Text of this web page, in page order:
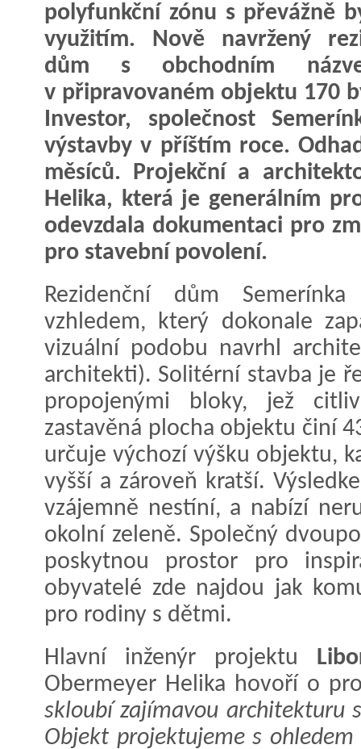
polyfunkční zónu s převážně
využitím. Nově navržený
dům s obchodním
v připravovaném objektu 170
Investor, společnost
výstavby v příštím roce.
měsíců. Projekční a
Helika, která je generálním
odevzdala dokumentaci pro
pro stavební povolení.
Rezidenční dům
vzhledem, který dokonale
vizuální podobu navrhl
architekti). Solitérní stavba je
propojenými bloky, jež
zastavěná plocha objektu činí
určuje výchozí výšku objektu,
vyšší a zároveň kratší.
vzájemně nestíní, a nabízí
okolní zeleně. Společný
poskytnou prostor pro
obyvatelé zde najdou jak
pro rodiny s dětmi.
Hlavní inženýr projektu
Obermeyer Helika hovoří o
skloubí zajímavou architekturu
Objekt projektujeme s